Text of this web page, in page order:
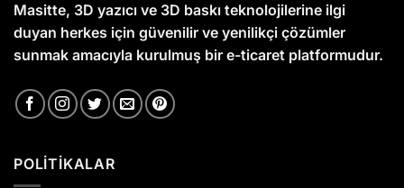
Masitte, 3D yazıcı ve 3D baskı teknolojilerine ilgi
duyan herkes için güvenilir ve yenilikçi çözümler
sunmak amacıyla kurulmuş bir e-ticaret platformudur.
POLİTİKALAR